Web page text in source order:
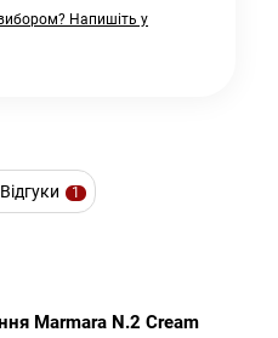
Напишіть у
Відгуки 1
Marmara N.2 Cream